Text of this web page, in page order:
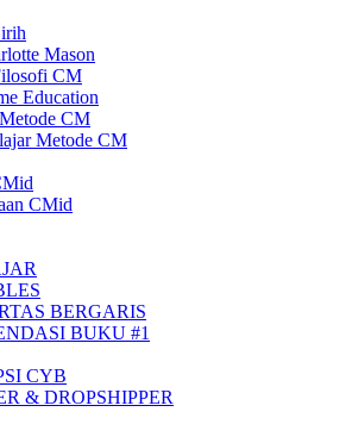
Mason
CM
Education
CM
Metode CM
CMid
BERGARIS
BUKU #1
CYB
& DROPSHIPPER